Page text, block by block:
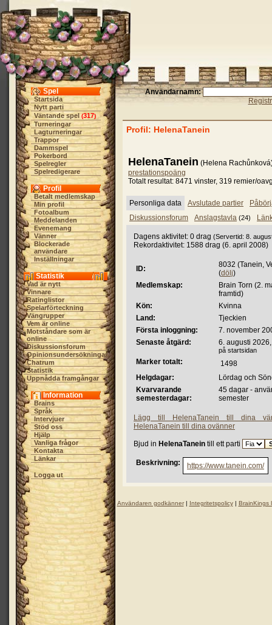
Spel
Startsida
Nytt parti
Väntande spel (317)
Turneringar
Lagturneringar
Trappor
Dammspel
Pokerbord
Spelregler
Spelredigerare
Profil
Betalt medlemskap
Min profil
Fotoalbum
Meddelanden
Evenemang
Vänner
Blockerade
användare
Inställningar
Statistik
Vad är nytt
Vinnare
Ratinglistor
Spelarförteckning
Vängrupper
Vem är online
Motståndare som är
online
Diskussionsforum
Opinionsundersökningar
Chatrum
Statistik
Uppnådda framgångar
Information
Brains
Språk
Intervjuer
Stöd oss
Hjälp
Vanliga frågor
Kontakta
Länkar
Logga ut
Användarnamn:
Profil: HelenaTanein
HelenaTanein (Helena
prestationspoäng
Totalt resultat: 8471 vinster, 319 remier/
Personliga data Avslutade partier
Diskussionsforum
Anslagstavla (24)
Dagens aktivitet: 0 drag (Servertid: 8.
Rekordaktivitet: 1588 drag (6. april 2008)
ID:
8032 (Tanein,
(dölj)
Medlemskap:
Brain Torn (2.
framtid)
Kön:
Kvinna
Land:
Tjeckien
Första inloggning:
7. november
Senaste åtgärd:
6. augusti
på startsidan
Marker totalt:
1498
Helgdagar:
Lördag och
Kvarvarande
semesterdagar:
45 dagar -
semester
Lägg till HelenaTanein till dina
HelenaTanein till dina ovänner
Bjud in HelenaTanein till ett parti
Beskrivning: https://www.tanein.com/
Användaren godkänner| Integritetspolicy| BrainKings